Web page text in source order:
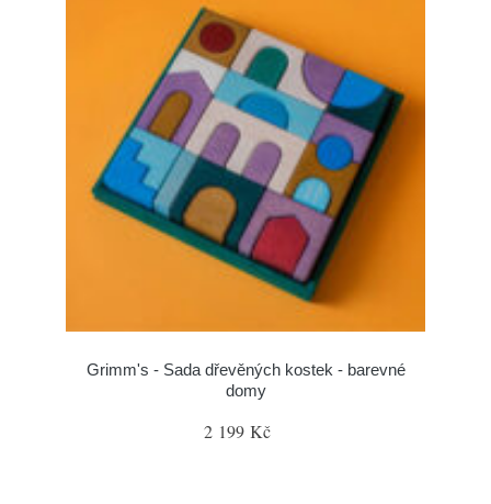
Grimm's - Sada dřevěných kostek - barevné
domy
2 199 Kč